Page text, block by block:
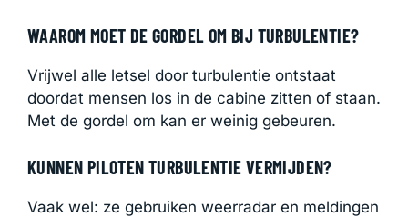
WAAROM MOET DE GORDEL OM BIJ TURBULENTIE?
Vrijwel alle letsel door turbulentie ontstaat
doordat mensen los in de cabine zitten of staan.
Met de gordel om kan er weinig gebeuren.
KUNNEN PILOTEN TURBULENTIE VERMIJDEN?
Vaak wel: ze gebruiken weerradar en meldingen